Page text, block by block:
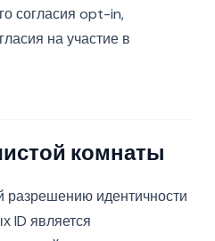
согласия opt-in,
на участие в
комнаты
разрешению идентичности
ID является